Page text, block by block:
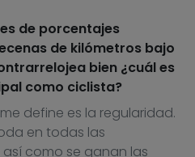
de porcentajes
de kilómetros bajo
bien ¿cuál es
como ciclista?
define es la regularidad.
en todas las
como se ganan las